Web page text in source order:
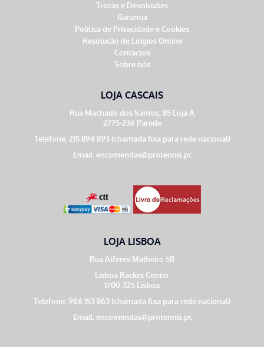
Trocas e Devoluções
Garantia
Política de Privacidade e Cookies
Resolução de Litígios Online
Contactos
Sobre nós
LOJA CASCAIS
Rua Machado dos Santos, 85 Loja A
2775-236 Parede
Telefone: 215 894 893 (chamada fixa para rede nacional)
Email: encomendas@protennis.pt
LOJA LISBOA
Rua Alferes Malheiro 5B
Lisboa Racket Center
1700-325 Lisboa
Telefone: 966 153 863 (chamada fixa para rede nacional)
Email: encomendas@protennis.pt